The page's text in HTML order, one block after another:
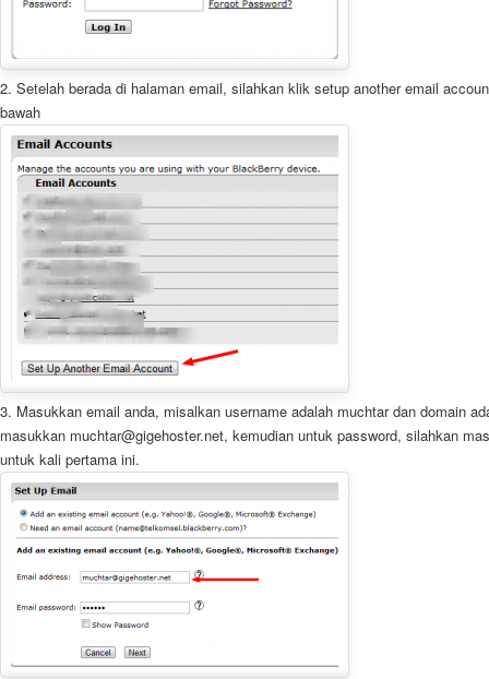
2. Setelah berada di halaman email, silahkan klik setup another email
bawah
3. Masukkan email anda, misalkan username adalah muchtar dan domain
masukkan muchtar@gigehoster.net, kemudian untuk password, silahkan
untuk kali pertama ini.